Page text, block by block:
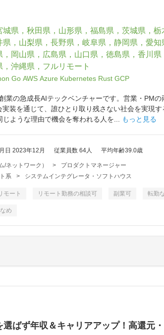
県，秋田県，山形県，福島県，茨城県，
，山梨県，長野県，岐阜県，静岡県，愛
岡山県，広島県，山口県，徳島県，香川
沖縄県，フルリモート
Go AWS Azure Kubernetes Rust GCP
業の急成長AIテックベンチャーです。営業・PM
装を通じて、誰ひとり取り残さない社会を実現
ような理由で機会を奪われる人を...
もっと見る
日 2023年12月 従業員数 64人 平均年齢39.0歳
/ネットワーク） > プロダクトマネージャー
系 > システムインテグレータ・ソフトハウス
モート リモート勤務の相談可 副業可 転勤
め
選ばず年収＆キャリアアップ！高還元